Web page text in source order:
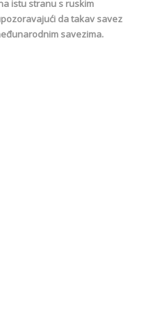
istu stranu s ruskim
da takav savez
savezima.